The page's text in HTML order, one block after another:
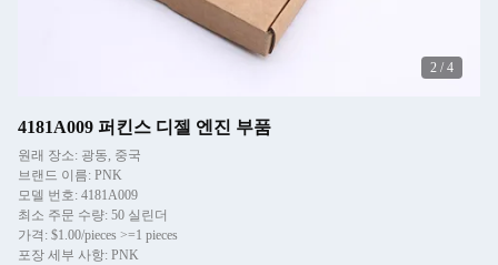
2 / 4
4181A009 퍼킨스 디젤 엔진 부품
원래 장소: 광동, 중국
브랜드 이름: PNK
모델 번호: 4181A009
최소 주문 수량: 50 실린더
가격: $1.00/pieces >=1 pieces
포장 세부 사항: PNK